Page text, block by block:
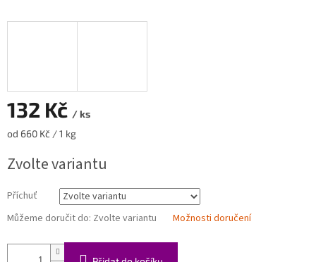
132 Kč / ks
Měrná
od 660 Kč / 1 kg
Zvolte variantu
Příchuť
Můžeme doručit do: Zvolte variantu Možnosti doručení